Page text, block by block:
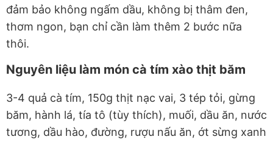
đảm bảo không ngấm dầu, không bị thâm đen,
thơm ngon, bạn chỉ cần làm thêm 2 bước nữa
thôi.
Nguyên liệu làm món cà tím xào thịt băm
3-4 quả cà tím, 150g thịt nạc vai, 3 tép tỏi, gừng
băm, hành lá, tía tô (tùy thích), muối, dầu ăn, nước
tương, dầu hào, đường, rượu nấu ăn, ớt sừng xanh